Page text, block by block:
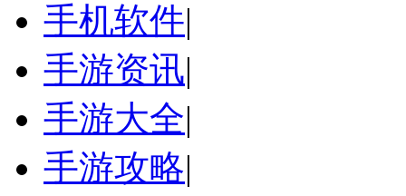
手机软件|
手游资讯|
手游大全|
手游攻略|